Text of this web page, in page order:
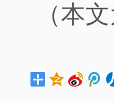
（本